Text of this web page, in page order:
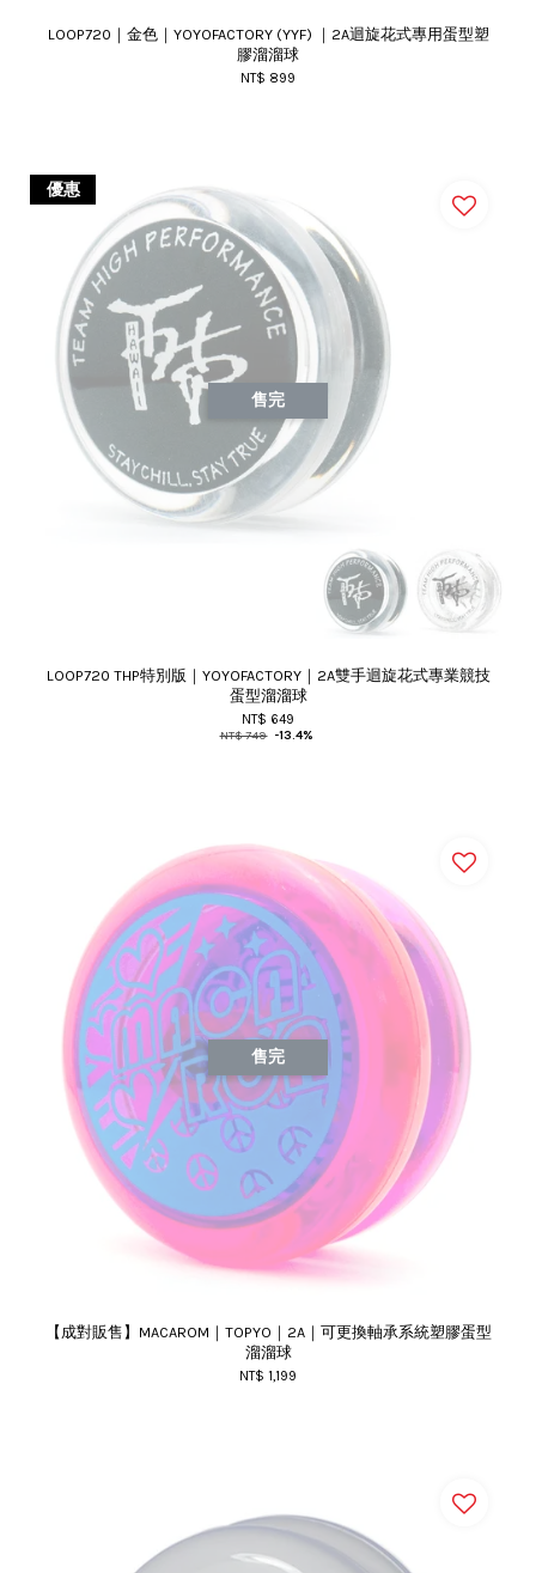
LOOP720｜金色｜YOYOFACTORY (YYF) ｜2A迴旋花式專用蛋型塑
膠溜溜球
NT$ 899
優惠
售完
LOOP720 THP特別版｜YOYOFACTORY｜2A雙手迴旋花式專業競技
蛋型溜溜球
NT$ 649
NT$ 749 -13.4%
售完
【成對販售】MACAROM｜TOPYO｜2A｜可更換軸承系統塑膠蛋型
溜溜球
NT$ 1,199